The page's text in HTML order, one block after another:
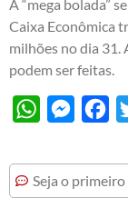
A “mega bolada”
Caixa Econômica
milhões no dia 31.
podem ser feitas.
WhatsApp
Seja o